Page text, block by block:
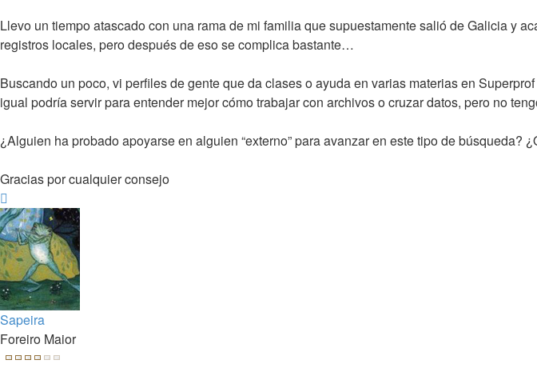
Llevo un tiempo atascado con una rama de mi familia que supuestamente salió de Galicia y
registros locales, pero después de eso se complica bastante…
Buscando un poco, vi perfiles de gente que da clases o ayuda en varias materias en
igual podría servir para entender mejor cómo trabajar con archivos o cruzar datos, pero no
¿Alguien ha probado apoyarse en alguien “externo” para avanzar en este tipo de búsqueda?
Gracias por cualquier consejo
Sapeira
Foreiro Maior